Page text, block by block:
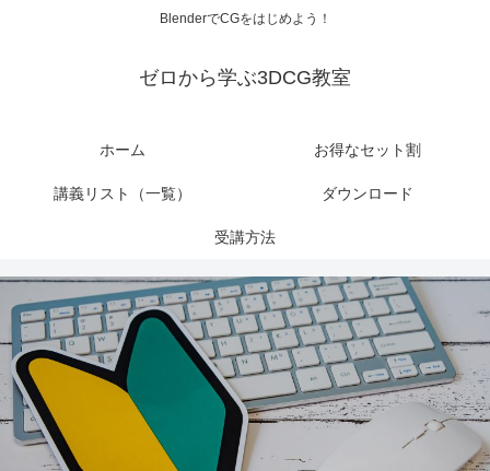
BlenderでCGをはじめよう！
ゼロから学ぶ3DCG教室
ホーム お得なセット割
講義リスト（一覧） ダウンロード
受講方法